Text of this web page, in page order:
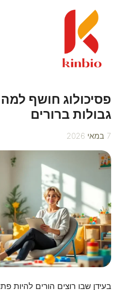
לתוכן
פסיכולוג חושף למה
גבולות ברורים
7 במאי 2026
בעידן שבו רוצים הורים להיות